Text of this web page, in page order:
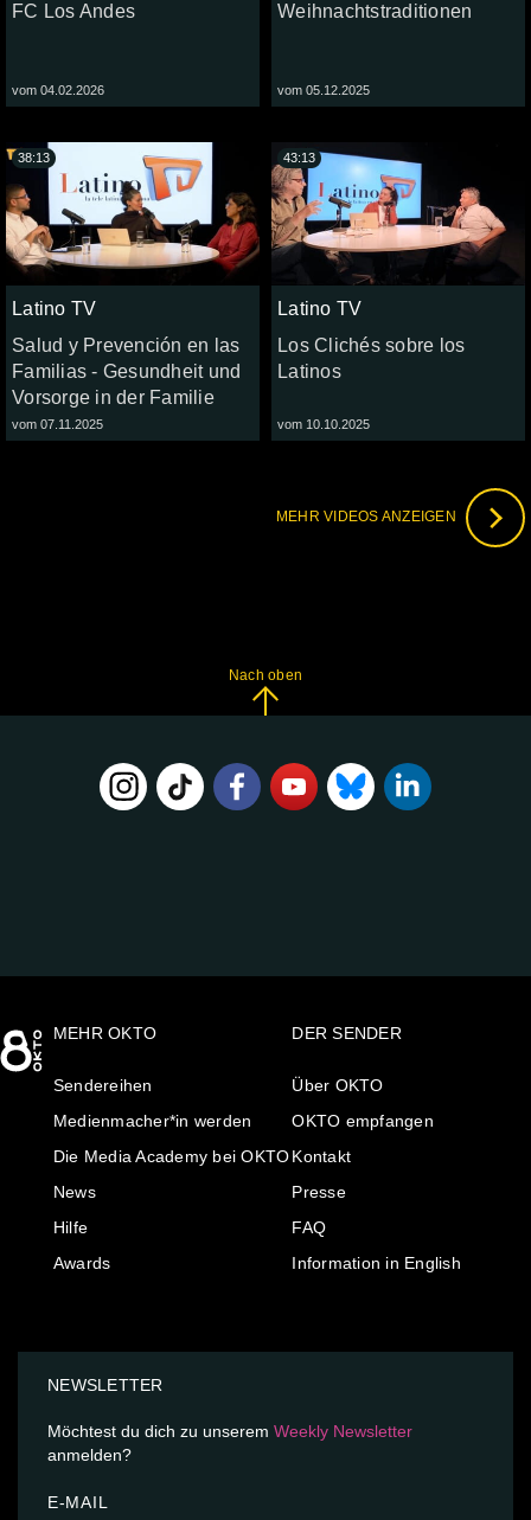
FC Los Andes
vom 04.02.2026
Weihnachtstraditionen
vom 05.12.2025
Latino TV
Salud y Prevención en las
Familias - Gesundheit und
Vorsorge in der Familie
vom 07.11.2025
38:13
Latino TV
Los Clichés sobre los
Latinos
vom 10.10.2025
43:13
MEHR VIDEOS ANZEIGEN
Nach oben
MEHR OKTO
Sendereihen
Medienmacher*in werden
Die Media Academy bei OKTO
News
Hilfe
Awards
DER SENDER
Über OKTO
OKTO empfangen
Kontakt
Presse
FAQ
Information in English
NEWSLETTER
Möchtest du dich zu unserem Weekly Newsletter
anmelden?
E-MAIL